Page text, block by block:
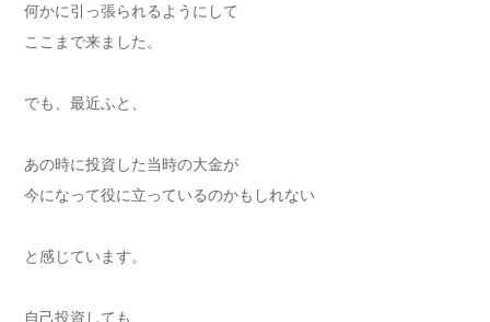
何かに引っ張られるようにして
ここまで来ました。
でも、最近ふと、
あの時に投資した当時の大金が
今になって役に立っているのかもしれない
と感じています。
自己投資しても